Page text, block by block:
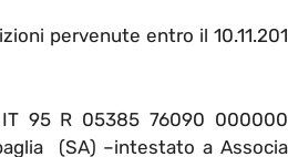
pervenute entro il
IT 95 R 05385 76090
(SA) –intestato a